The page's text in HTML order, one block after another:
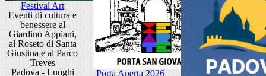
Festival Art
Eventi di cultura e
benessere al
Giardino Appiani,
al Roseto di Santa
Giustina e al Parco
Treves
Padova - Luoghi
Porta Aperta 2026